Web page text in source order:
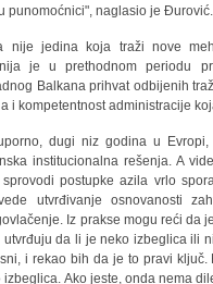
punomoćnici", naglasio je Đurović.
nije jedina koja traži nove
je u prethodnom periodu
Balkana prihvat odbijenih
i kompetentnost administracije
dugi niz godina u
institucionalna rešenja. A
postupke azila vrlo
utvrđivanje osnovanosti
Iz prakse mogu reći da
utvrđuju da li je neko izbeglica ili
i rekao bih da je to pravi
izbeglica. Ako jeste, onda nema